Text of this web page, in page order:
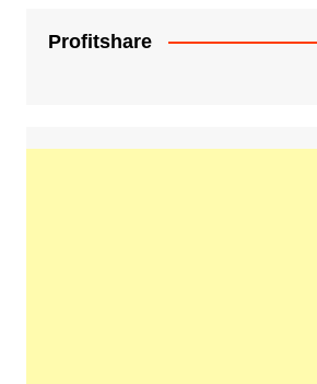
Profitshare